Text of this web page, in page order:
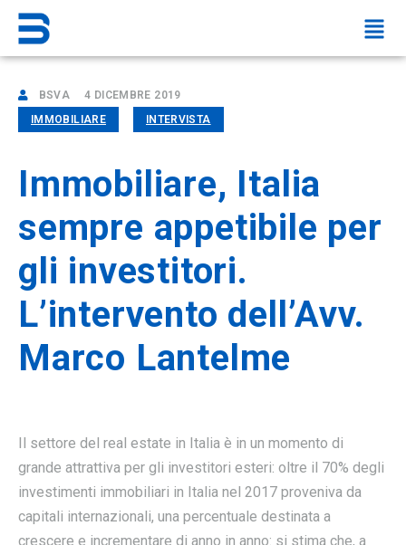
BSVA
4 DICEMBRE 2019
IMMOBILIARE
INTERVISTA
Immobiliare, Italia
sempre appetibile per
gli investitori.
L’intervento dell’Avv.
Marco Lantelme
Il settore del real estate in Italia è in un momento di
grande attrattiva per gli investitori esteri: oltre il 70% degli
investimenti immobiliari in Italia nel 2017 proveniva da
capitali internazionali, una percentuale destinata a
crescere e incrementare di anno in anno: si stima che, a